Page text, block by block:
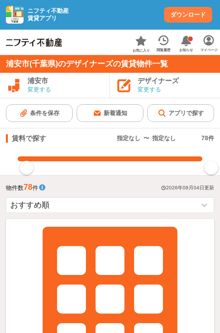
ニフティ不動産
賃貸アプリ
ダウンロード
お気に入り 閲覧履歴 お知らせ マイページ
浦安市(千葉県)のデザイナーズの賃貸物件一覧
浦安市
変更する
デザイナーズ
変更する
条件を保存 新着通知 アプリで探す
賃料で探す 指定なし 〜 指定なし 78件
物件数78件 2026年08月04日更新